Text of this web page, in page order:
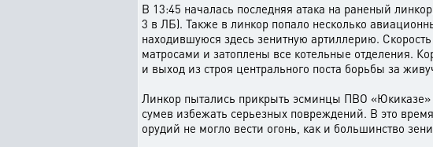
В 13:45 началась последняя атака на раненый
3 в ЛБ). Также в линкор попало несколько
находившуюся здесь зенитную артиллерию.
матросами и затоплены все котельные отделения.
и выход из строя центрального поста борьбы за
Линкор пытались прикрыть эсминцы ПВО «Юкиказе»
сумев избежать серьезных повреждений. В это
орудий не могло вести огонь, как и большинство